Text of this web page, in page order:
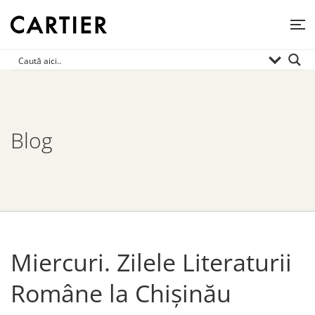
Blog
Miercuri. Zilele Literaturii
Române la Chișinău